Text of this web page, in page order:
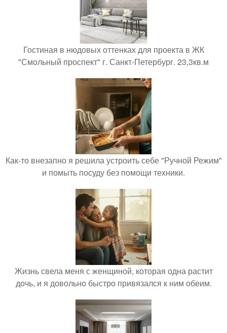
Гостиная в нюдовых оттенках для проекта в ЖК
"Смольный проспект" г. Санкт-Петербург. 23,3кв.м
Как-то внезапно я решила устроить себе "Ручной Режим"
и помыть посуду без помощи техники.
Жизнь свела меня с женщиной, которая одна растит
дочь, и я довольно быстро привязался к ним обеим.